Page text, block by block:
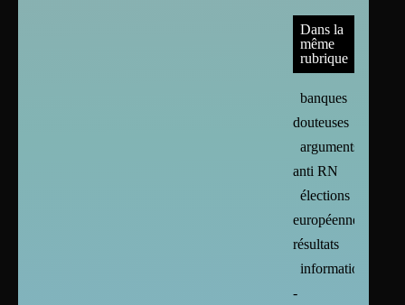
Dans la
même
rubrique
banques
douteuses
arguments
anti RN
élections
européennes :
résultats
informations
-